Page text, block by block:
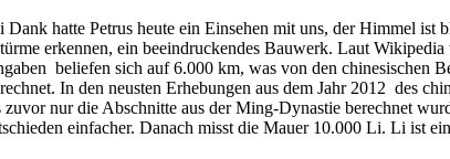
hatte Petrus heute ein Einsehen mit uns, der Himmel ist
erkennen, ein beeindruckendes Bauwerk. Laut
beliefen sich auf 6.000 km, was von den
In den neusten Erhebungen aus dem Jahr 2012 des
nur die Abschnitte aus der Ming-Dynastie berechnet
einfacher. Danach misst die Mauer 10.000 Li. Li ist